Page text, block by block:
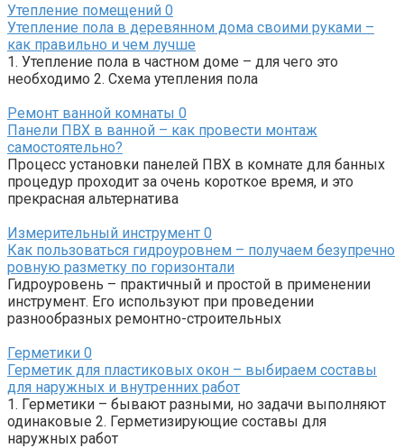
Утепление помещений 0
Утепление пола в деревянном дома своими руками –
как правильно и чем лучше
1. Утепление пола в частном доме – для чего это
необходимо 2. Схема утепления пола
Ремонт ванной комнаты 0
Панели ПВХ в ванной – как провести монтаж
самостоятельно?
Процесс установки панелей ПВХ в комнате для банных
процедур проходит за очень короткое время, и это
прекрасная альтернатива
Измерительный инструмент 0
Как пользоваться гидроуровнем – получаем безупречно
ровную разметку по горизонтали
Гидроуровень – практичный и простой в применении
инструмент. Его используют при проведении
разнообразных ремонтно-строительных
Герметики 0
Герметик для пластиковых окон – выбираем составы
для наружных и внутренних работ
1. Герметики – бывают разными, но задачи выполняют
одинаковые 2. Герметизирующие составы для
наружных работ